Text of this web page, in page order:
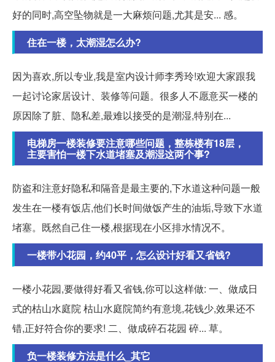
好的同时,高空坠物就是一大麻烦问题,尤其是安... 感。
住在一楼，太潮湿怎么办?
因为喜欢,所以专业,我是室内设计师李秀玲!欢迎大家跟我
一起讨论家居设计、装修等问题。很多人不愿意买一楼的
原因除了脏、隐私差,最难以接受的是潮湿,特别在...
电梯房一楼装修要注意哪些问题，整栋楼有18层，
主要害怕一楼下水道堵塞及潮湿这两个事?
防盗和注意好隐私和隔音是最主要的,下水道这种问题一般
发生在一楼有饭店,他们长时间做饭产生的油垢,导致下水道
堵塞。既然自己住一楼,根据现在小区排水情况不。
一楼带小花园，约40平，怎么设计好看又省钱?
一楼小花园,要做得好看又省钱,你可以这样做: 一、做成日
式的枯山水庭院 枯山水庭院简约有意境,花钱少,效果还不
错,正好符合你的要求! 二、做成碎石花园 碎... 草。
负一楼装修方法是什么_其它